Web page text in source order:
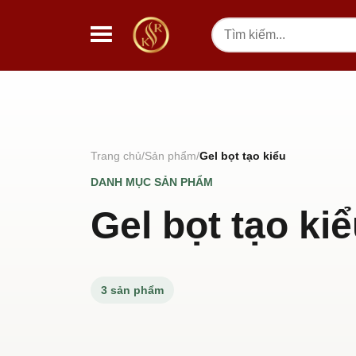
Tìm
Trang chủ Sản phẩm Gel bọt tạo kiểu
DANH MỤC SẢN PHẨM
Gel bọt tạo
3 sản phẩm